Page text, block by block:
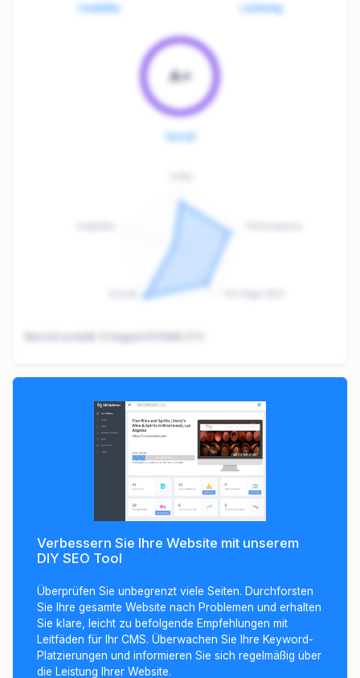
Usability Leistung
A+
Social
: F
9 August 8:51AM UTC
Verbessern Sie Ihre Website mit unserem
DIY SEO Tool
Überprüfen Sie unbegrenzt viele Seiten. Durchforsten
Sie Ihre gesamte Website nach Problemen und erhalten
Sie klare, leicht zu befolgende Empfehlungen mit
Leitfäden für Ihr CMS. Überwachen Sie Ihre Keyword-
Platzierungen und informieren Sie sich regelmäßig über
die Leistung Ihrer Website.